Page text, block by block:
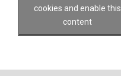
cookies and enable this
content